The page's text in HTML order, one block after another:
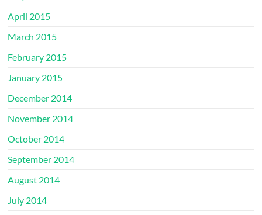
April 2015
March 2015
February 2015
January 2015
December 2014
November 2014
October 2014
September 2014
August 2014
July 2014